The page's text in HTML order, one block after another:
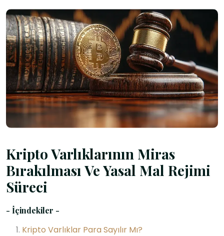
Kripto Varlıklarının Miras
Bırakılması Ve Yasal Mal Rejimi
Süreci
- İçindekiler -
Kripto Varlıklar Para Sayılır Mı?